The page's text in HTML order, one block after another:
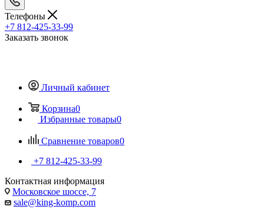
Телефоны
+7 812-425-33-99
Заказать звонок
Личный кабинет
Корзина0
Избранные товары0
Сравнение товаров0
+7 812-425-33-99
Контактная информация
Московское шоссе, 7
sale@king-komp.com